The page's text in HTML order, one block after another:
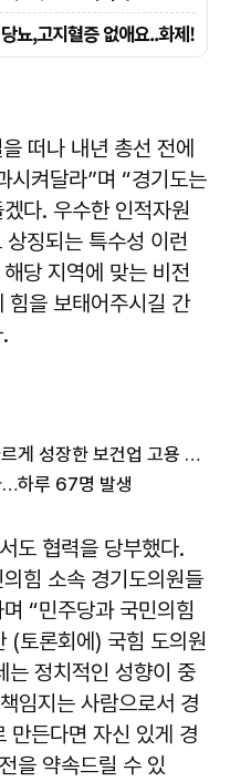
떠나 내년 총선 전에
시켜달라”며 “경기도는
다. 우수한 인적자원
징되는 특수성 이런
당 지역에 맞는 비전
힘을 보태어주시길 간
경기도, 취업자 증가세 둔화...빠르게 성장한 보건업 고용 주춤 영향
하루 67명 발생
도 협력을 당부했다.
힘 소속 경기도의원들
“민주당과 국민의힘
토론회에) 국힘 도의원
는 정치적인 성향이 중
임지는 사람으로서 경
만든다면 자신 있게 경
을 약속드릴 수 있